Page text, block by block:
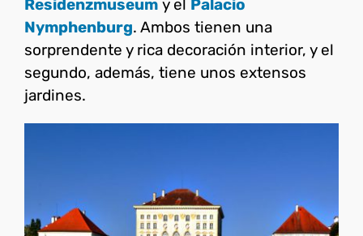
Residenzmuseum y el Palacio
Nymphenburg. Ambos tienen una
sorprendente y rica decoración interior, y el
segundo, además, tiene unos extensos
jardines.